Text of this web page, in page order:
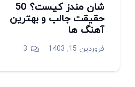
شان مندز کیست؟ 50
حقیقت جالب و بهترین
آهنگ ها
فروردین 15, 1403 3دیدگاه